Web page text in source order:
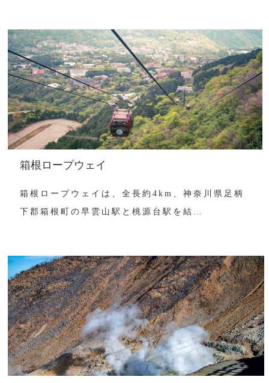
箱根ロープウェイ
箱根ロープウェイは、全長約4km、神奈川県足柄
下郡箱根町の早雲山駅と桃源台駅を結…